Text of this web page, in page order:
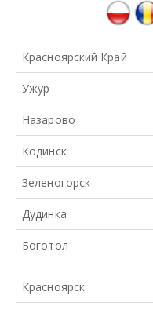
Красноярский Край
Ужур
Назарово
Кодинск
Зеленогорск
Дудинка
Боготол
Красноярск